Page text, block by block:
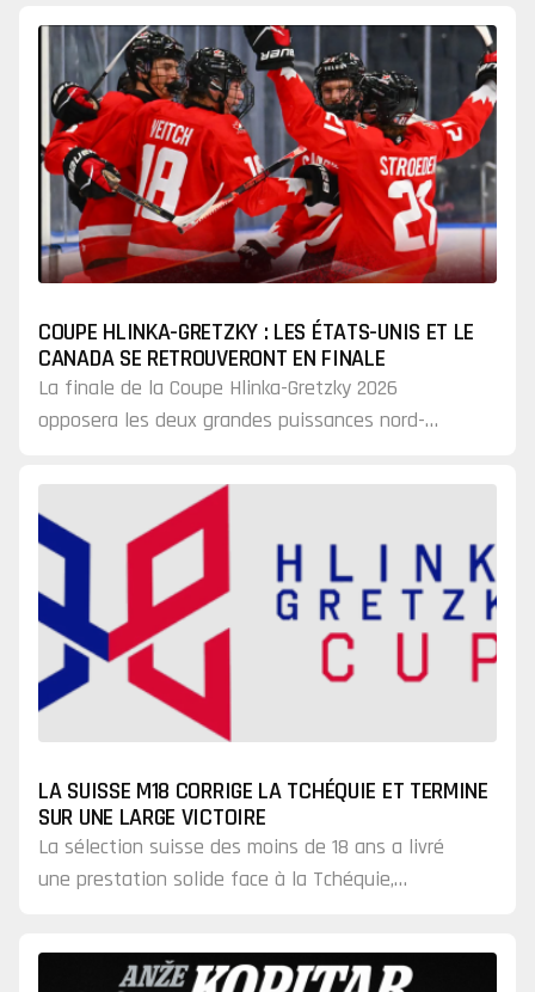
Zoug, une…
COUPE HLINKA-GRETZKY : LES ÉTATS-UNIS ET LE
CANADA SE RETROUVERONT EN FINALE
La finale de la Coupe Hlinka-Gretzky 2026
opposera les deux grandes puissances nord-
décroché leur billet pour…
LA SUISSE M18 CORRIGE LA TCHÉQUIE ET TERMINE
SUR UNE LARGE VICTOIRE
La sélection suisse des moins de 18 ans a livré
une prestation solide face à la Tchéquie,